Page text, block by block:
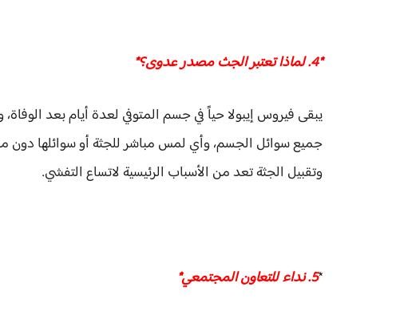
*4. لماذا تعتبر الجث مصدر عدوى؟*
يبقى فيروس إيبولا حياً في جسم المتوفي لعدة أيام بعد
جميع سوائل الجسم، وأي لمس مباشر للجثة أو سوائلها دون
وتقبيل الجثة تعد من الأسباب الرئيسية لاتساع التفشي.
*5. نداء للتعاون المجتمعي*